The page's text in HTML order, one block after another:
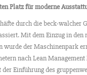
Platz für moderne
durch die beck-walcher
Mit dem Einzug in den
wurde der Maschinenpark
nach Lean
Einführung des